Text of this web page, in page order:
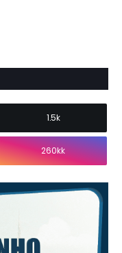
1.5k
260kk